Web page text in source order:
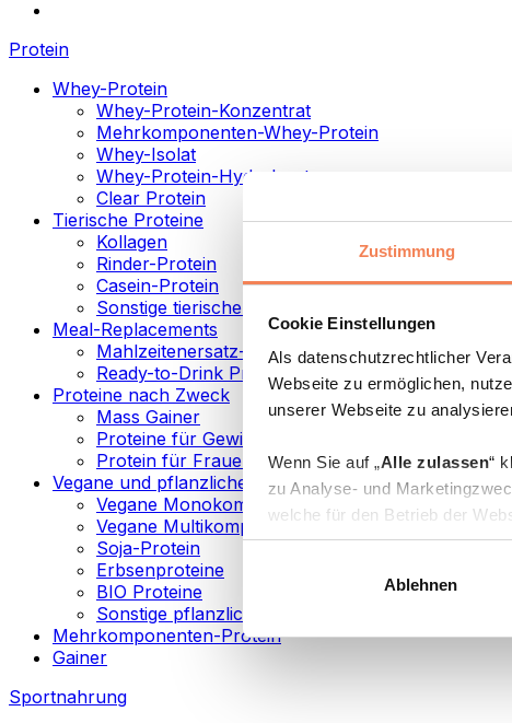
Zustimmung
Cookie Einstellungen
Als datenschutzrechtlicher
Webseite zu ermöglichen,
unserer Webseite zu
Wenn Sie auf „Alle zulassen“
zu Analyse- und
welche für den Betrieb der
„Anpassen“ einzelne
Weitere Informationen über die
Ablehnen
Protein
Whey-Protein
Whey-Protein-Konzentrat
Mehrkomponenten-Whey-Protein
Whey-Isolat
Whey-Protein-Hydrolysat
Clear Protein
Tierische Proteine
Kollagen
Rinder-Protein
Casein-Protein
Sonstige tierische Proteine
Meal-Replacements
Mahlzeitenersatz-Pulver
Ready-to-Drink Proteingetränke
Proteine nach Zweck
Mass Gainer
Proteine für Gewichtsverlust
Protein für Frauen
Vegane und pflanzliche Proteine
Vegane Monokomponenten-Proteine
Vegane Multikomponenten-Proteine
Soja-Protein
Erbsenproteine
BIO Proteine
Sonstige pflanzliche Proteine
Mehrkomponenten-Protein
Gainer
Sportnahrung